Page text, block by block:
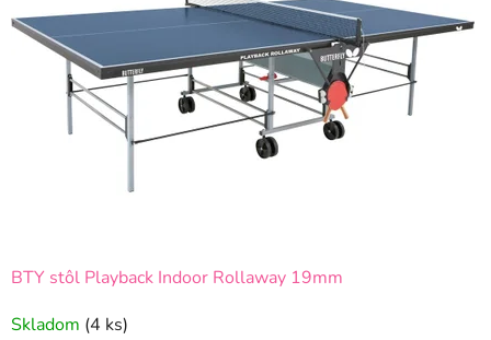
BTY stôl Playback Indoor Rollaway 19mm
Skladom (4 ks)